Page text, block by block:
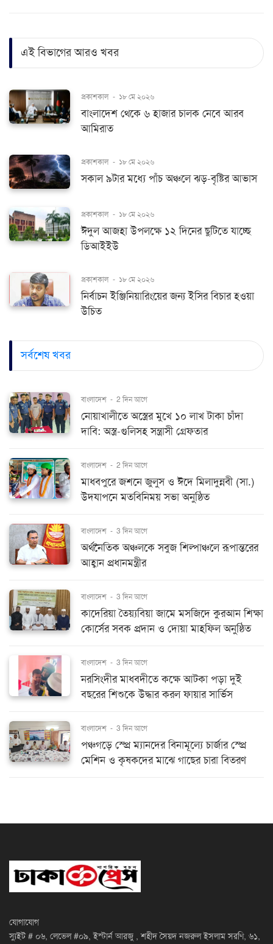
এই বিভাগের আরও খবর
প্রকাশকাল - ১৮ মে ২০২৬
বাংলাদেশ থেকে ৬ হাজার চালক নেবে আরব
আমিরাত
প্রকাশকাল - ১৮ মে ২০২৬
সকাল ৯টার মধ্যে পাঁচ অঞ্চলে ঝড়-বৃষ্টির আভাস
প্রকাশকাল - ১৮ মে ২০২৬
ঈদুল আজহা উপলক্ষে ১২ দিনের ছুটিতে যাচ্ছে
ডিআইইউ
প্রকাশকাল - ১৮ মে ২০২৬
নির্বাচন ইঞ্জিনিয়ারিংয়ের জন্য ইসির বিচার হওয়া
উচিত
সর্বশেষ খবর
বাংলাদেশ - 2 দিন আগে
নোয়াখালীতে অস্ত্রের মুখে ১০ লাখ টাকা চাঁদা
দাবি: অস্ত্র-গুলিসহ সন্ত্রাসী গ্রেফতার
বাংলাদেশ - 2 দিন আগে
মাধবপুরে জশনে জুলুস ও ঈদে মিলাদুন্নবী (সা.)
উদযাপনে মতবিনিময় সভা অনুষ্ঠিত
বাংলাদেশ - 3 দিন আগে
অর্থনৈতিক অঞ্চলকে সবুজ শিল্পাঞ্চলে রূপান্তরের
আহ্বান প্রধানমন্ত্রীর
বাংলাদেশ - 3 দিন আগে
কাদেরিয়া তৈয়্যবিয়া জামে মসজিদে কুরআন শিক্ষা
কোর্সের সবক প্রদান ও দোয়া মাহফিল অনুষ্ঠিত
বাংলাদেশ - 3 দিন আগে
নরসিংদীর মাধবদীতে কক্ষে আটকা পড়া দুই
বছরের শিশুকে উদ্ধার করল ফায়ার সার্ভিস
বাংলাদেশ - 3 দিন আগে
পঞ্চগড়ে স্প্রে ম্যানদের বিনামূল্যে চার্জার স্প্রে
মেশিন ও কৃষকদের মাঝে গাছের চারা বিতরণ
যোগাযোগ
স্যুইট # ০৬, লেভেল #০৯, ইস্টার্ন আরজু , শহীদ সৈয়দ নজরুল ইসলাম সরণি, ৬১,